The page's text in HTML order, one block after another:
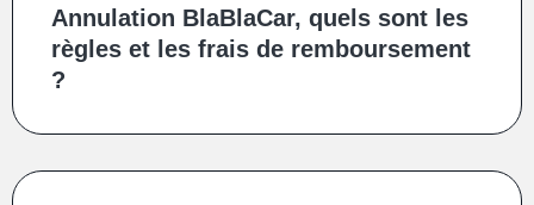
Annulation BlaBlaCar, quels sont les
règles et les frais de remboursement
?